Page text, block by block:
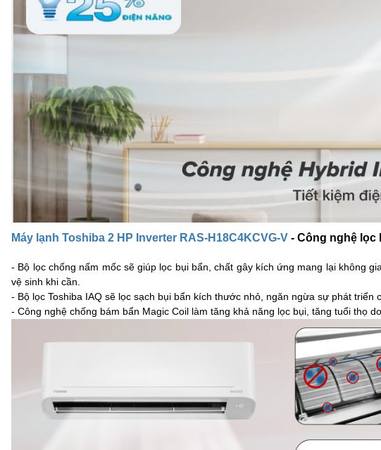
Máy lạnh Toshiba 2 HP Inverter RAS-H18C4KCVG-V - Công nghệ lọc
- Bộ lọc chống nấm mốc sẽ giúp lọc bụi bẩn, chất gây kích ứng mang lại không
vệ sinh khi cần.
- Bộ lọc Toshiba IAQ sẽ lọc sạch bụi bẩn kích thước nhỏ, ngăn ngừa sự phát
- Công nghệ chống bám bẩn Magic Coil làm tăng khả năng lọc bụi, tăng tuổi thọ